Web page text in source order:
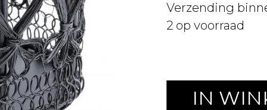
Verzending
2 op voorraad
IN